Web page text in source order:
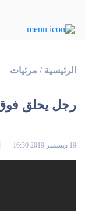
الرئيسية / مرئيات
رجل يحلق
19 ديسمبر 2019 16:30